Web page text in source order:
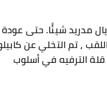
مدريد شيئًا. حتى عودة
منذ 50 عامًا. ومع ذلك ، بعد فوزه باللقب ، تم التخلي عن
قلة الترفيه في أسلوب